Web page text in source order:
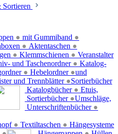
● mit Gummiband ●
● Aktentaschen ●
● Klemmschienen ● Veranstalter
und Taschenordner ●
● Hebelordner ●
und Trennblätter ●
Katalog-
und
Sortierbücher
Katalogbücher ●
Sortierbücher ●
Unterschriftenbücher ●
Etuis,
Umschläge,
● Textiltaschen ● Hängesysteme